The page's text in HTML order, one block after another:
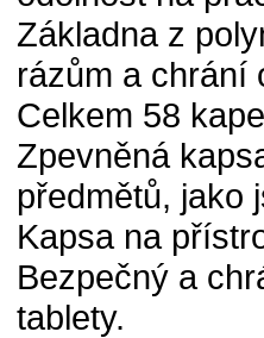
Základna z
rázům a chrání
Celkem 58
Zpevněná
předmětů, jako
Kapsa na
Bezpečný a
tablety.